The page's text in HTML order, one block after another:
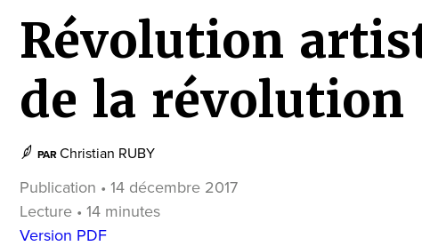
Révolution
de la révolution
PAR Christian RUBY
Publication • 14 décembre 2017
Lecture • 14 minutes
Version PDF